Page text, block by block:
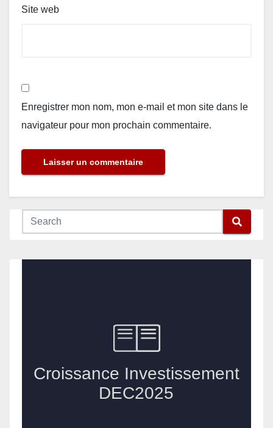
Site web
Enregistrer mon nom, mon e-mail et mon site dans le
navigateur pour mon prochain commentaire.